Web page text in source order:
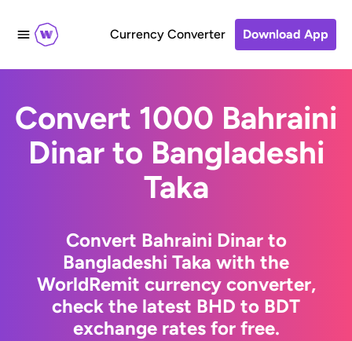
Currency Converter Download App
Convert 1000 Bahraini
Dinar to Bangladeshi
Taka
Convert Bahraini Dinar to
Bangladeshi Taka with the
WorldRemit currency converter,
check the latest BHD to BDT
exchange rates for free.